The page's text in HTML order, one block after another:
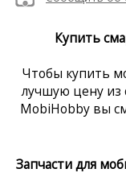
Купить
Чтобы купить
лучшую цену из
MobiHobby вы
Запчасти для